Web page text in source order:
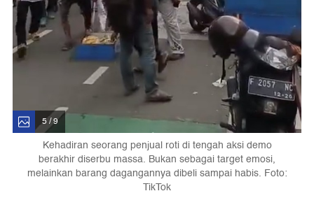
5 / 9
Kehadiran seorang penjual roti di tengah aksi demo
berakhir diserbu massa. Bukan sebagai target emosi,
melainkan barang dagangannya dibeli sampai habis. Foto:
TikTok